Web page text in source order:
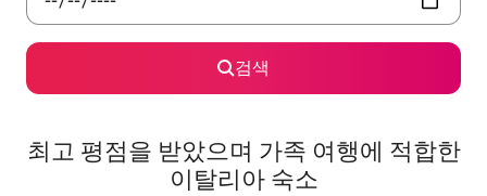
검색
최고 평점을 받았으며 가족 여행에 적합한
이탈리아 숙소